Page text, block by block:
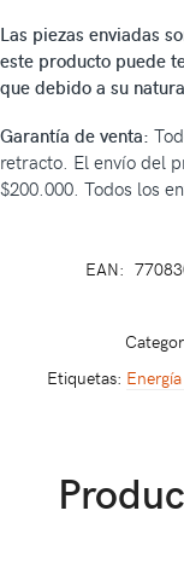
Las piezas enviadas
este producto puede
que debido a su
Garantía de venta:
retracto. El envío del
$200.000. Todos los
EAN:
Etiquetas: